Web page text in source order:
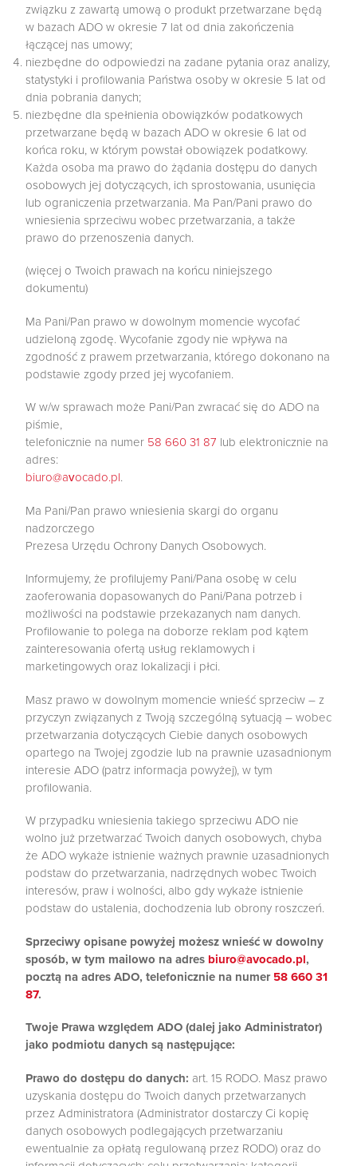
związku z zawartą umową o produkt przetwarzane będą
w bazach ADO w okresie 7 lat od dnia zakończenia
łączącej nas umowy;
niezbędne do odpowiedzi na zadane pytania oraz analizy,
statystyki i profilowania Państwa osoby w okresie 5 lat od
dnia pobrania danych;
niezbędne dla spełnienia obowiązków podatkowych
przetwarzane będą w bazach ADO w okresie 6 lat od
końca roku, w którym powstał obowiązek podatkowy.
Każda osoba ma prawo do żądania dostępu do danych
osobowych jej dotyczących, ich sprostowania, usunięcia
lub ograniczenia przetwarzania. Ma Pan/Pani prawo do
wniesienia sprzeciwu wobec przetwarzania, a także
prawo do przenoszenia danych.
(więcej o Twoich prawach na końcu niniejszego
dokumentu)
Ma Pani/Pan prawo w dowolnym momencie wycofać
udzieloną zgodę. Wycofanie zgody nie wpływa na
zgodność z prawem przetwarzania, którego dokonano na
podstawie zgody przed jej wycofaniem.
W w/w sprawach może Pani/Pan zwracać się do ADO na
piśmie,
telefonicznie na numer 58 660 31 87 lub elektronicznie na
adres:
biuro@avocado.pl.
Ma Pani/Pan prawo wniesienia skargi do organu
nadzorczego
Prezesa Urzędu Ochrony Danych Osobowych.
Informujemy, że profilujemy Pani/Pana osobę w celu
zaoferowania dopasowanych do Pani/Pana potrzeb i
możliwości na podstawie przekazanych nam danych.
Profilowanie to polega na doborze reklam pod kątem
zainteresowania ofertą usług reklamowych i
marketingowych oraz lokalizacji i płci.
Masz prawo w dowolnym momencie wnieść sprzeciw – z
przyczyn związanych z Twoją szczególną sytuacją – wobec
przetwarzania dotyczących Ciebie danych osobowych
opartego na Twojej zgodzie lub na prawnie uzasadnionym
interesie ADO (patrz informacja powyżej), w tym
profilowania.
W przypadku wniesienia takiego sprzeciwu ADO nie
wolno już przetwarzać Twoich danych osobowych, chyba
że ADO wykaże istnienie ważnych prawnie uzasadnionych
podstaw do przetwarzania, nadrzędnych wobec Twoich
interesów, praw i wolności, albo gdy wykaże istnienie
podstaw do ustalenia, dochodzenia lub obrony roszczeń.
Sprzeciwy opisane powyżej możesz wnieść w dowolny
sposób, w tym mailowo na adres biuro@avocado.pl,
pocztą na adres ADO, telefonicznie na numer 58 660 31
87.
Twoje Prawa względem ADO (dalej jako Administrator)
jako podmiotu danych są następujące:
Prawo do dostępu do danych: art. 15 RODO. Masz prawo
uzyskania dostępu do Twoich danych przetwarzanych
przez Administratora (Administrator dostarczy Ci kopię
danych osobowych podlegających przetwarzaniu
ewentualnie za opłatą regulowaną przez RODO) oraz do